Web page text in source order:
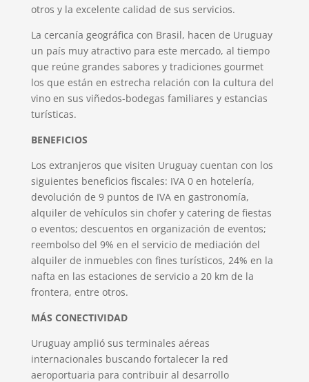
otros y la excelente calidad de sus servicios.
La cercanía geográfica con Brasil, hacen de Uruguay
un país muy atractivo para este mercado, al tiempo
que reúne grandes sabores y tradiciones gourmet
los que están en estrecha relación con la cultura del
vino en sus viñedos-bodegas familiares y estancias
turísticas.
BENEFICIOS
Los extranjeros que visiten Uruguay cuentan con los
siguientes beneficios fiscales: IVA 0 en hotelería,
devolución de 9 puntos de IVA en gastronomía,
alquiler de vehículos sin chofer y catering de fiestas
o eventos; descuentos en organización de eventos;
reembolso del 9% en el servicio de mediación del
alquiler de inmuebles con fines turísticos, 24% en la
nafta en las estaciones de servicio a 20 km de la
frontera, entre otros.
MÁS CONECTIVIDAD
Uruguay amplió sus terminales aéreas
internacionales buscando fortalecer la red
aeroportuaria para contribuir al desarrollo